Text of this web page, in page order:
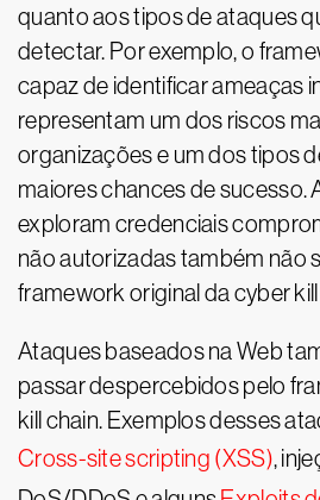
quanto aos tipos de ataques
detectar. Por exemplo, o
capaz de identificar ameaças
representam um dos riscos
organizações e um dos tipos
maiores chances de sucesso.
exploram credenciais
não autorizadas também não
framework original da cyber
Ataques baseados na Web
passar despercebidos pelo
kill chain. Exemplos desses
Cross-site scripting (XSS),